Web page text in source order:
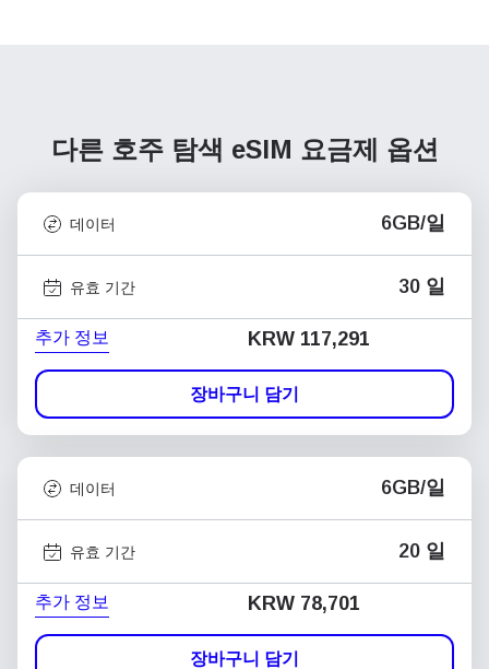
다른 호주 탐색 eSIM 요금제 옵션
데이터 6GB/일
유효 기간 30 일
추가 정보 KRW 117,291
장바구니 담기
데이터 6GB/일
유효 기간 20 일
추가 정보 KRW 78,701
장바구니 담기